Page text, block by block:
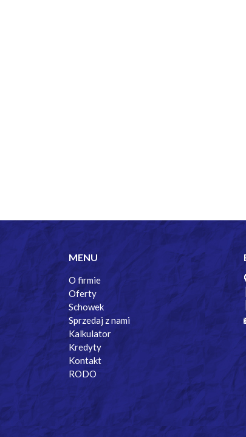
MENU
O firmie
Oferty
Schowek
Sprzedaj z nami
Kalkulator
Kredyty
Kontakt
RODO